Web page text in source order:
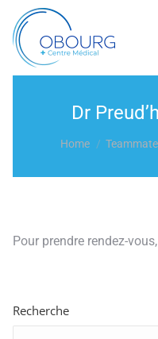
Dr
Home Teammate
Pour prendre rendez-
Recherche